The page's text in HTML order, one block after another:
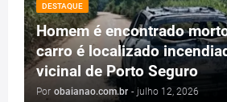
DESTAQUE
Homem é encontrado
carro é localizado
vicinal de Porto Seguro
Por obaianao.com.br - julho 12, 2026